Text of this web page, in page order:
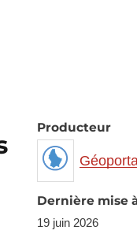
Producteur
Dernière mise
19 juin 2026